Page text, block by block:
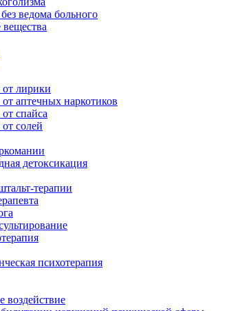
ведома больного
от лирики
аптечных наркотиков
спайса
солей
детоксикация
терапии
психотерапия
воздействие